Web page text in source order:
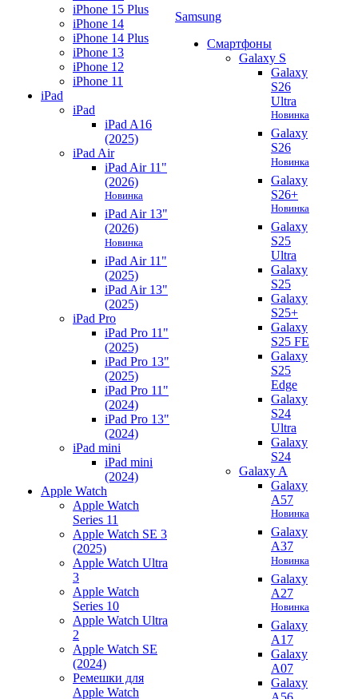
iPhone 15 Plus
iPhone 14
iPhone 14 Plus
iPhone 13
iPhone 12
iPhone 11
iPad
iPad
iPad A16
(2025)
iPad Air
iPad Air 11"
(2026)
Новинка
iPad Air 13"
(2026)
Новинка
iPad Air 11"
(2025)
iPad Air 13"
(2025)
iPad Pro
iPad Pro 11"
(2025)
iPad Pro 13"
(2025)
iPad Pro 11"
(2024)
iPad Pro 13"
(2024)
iPad mini
iPad mini
(2024)
Apple Watch
Apple Watch
Series 11
Apple Watch SE 3
(2025)
Apple Watch Ultra
3
Apple Watch
Series 10
Apple Watch Ultra
2
Apple Watch SE
(2024)
Ремешки для
Apple Watch
Samsung
Смартфоны
Galaxy S
Galaxy
S26
Ultra
Новинка
Galaxy
S26
Новинка
Galaxy
S26+
Новинка
Galaxy
S25
Ultra
Galaxy
S25
Galaxy
S25+
Galaxy
S25 FE
Galaxy
S25
Edge
Galaxy
S24
Ultra
Galaxy
S24
Galaxy A
Galaxy
A57
Новинка
Galaxy
A37
Новинка
Galaxy
A27
Новинка
Galaxy
A17
Galaxy
A07
Galaxy